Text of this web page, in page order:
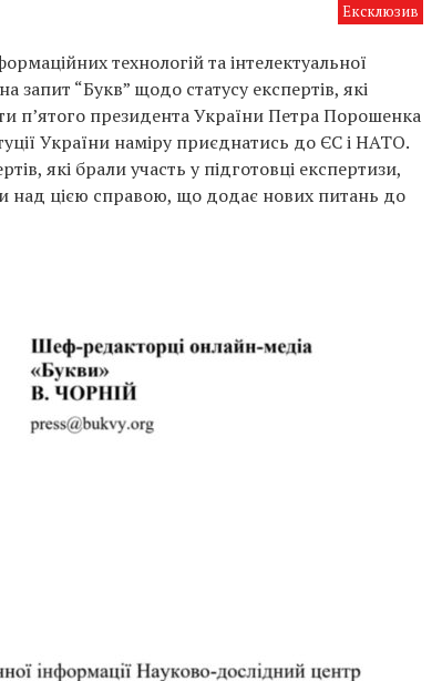
Ексклюзив
технологій та інтелектуальної
запит “Букв” щодо статусу експертів, які
п’ятого президента України Петра Порошенка
України наміру приєднатись до ЄС і НАТО.
які брали участь у підготовці експертизи,
над цією справою, що додає нових питань до